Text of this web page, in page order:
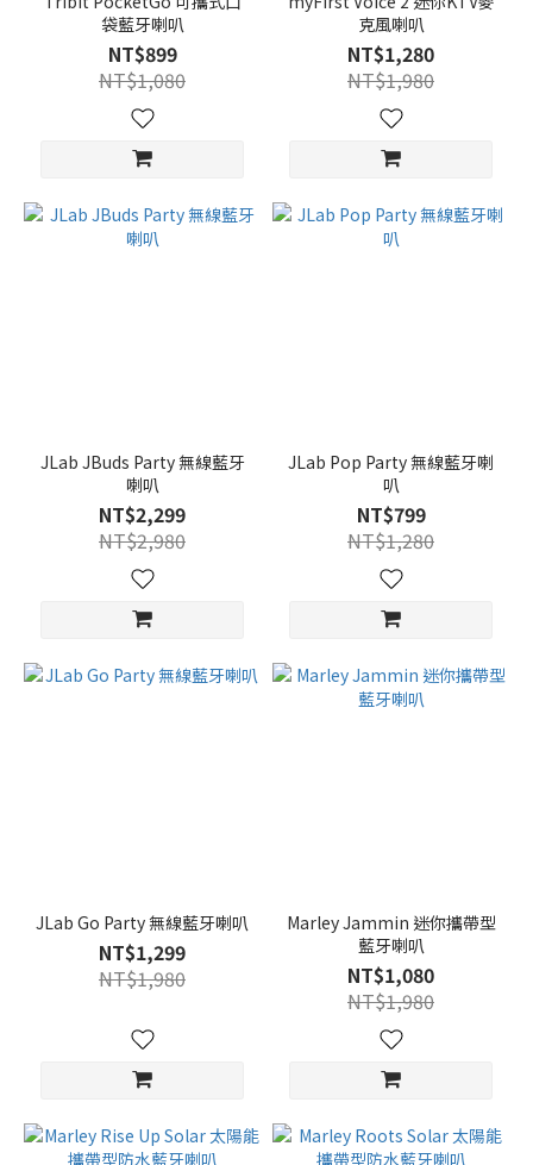
袋藍牙喇叭
NT$899
NT$1,080
克風喇叭
NT$1,280
NT$1,980
JLab JBuds Party 無線藍牙
喇叭
NT$2,299
NT$2,980
JLab Pop Party 無線藍牙喇
叭
NT$799
NT$1,280
JLab Go Party 無線藍牙喇叭
NT$1,299
NT$1,980
Marley Jammin 迷你攜帶型
藍牙喇叭
NT$1,080
NT$1,980